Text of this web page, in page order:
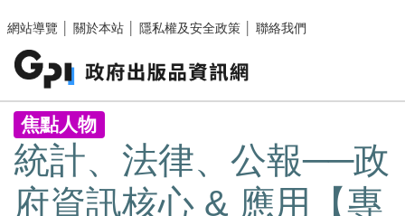
網站導覽
關於本站 隱私權及安全政策 聯絡我們
:::
焦點人物
統計、法律、公報──政
府資訊核心 & 應用【專